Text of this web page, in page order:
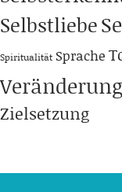
Selbstliebe
Spiritualität Sprache
Veränderung
Zielsetzung